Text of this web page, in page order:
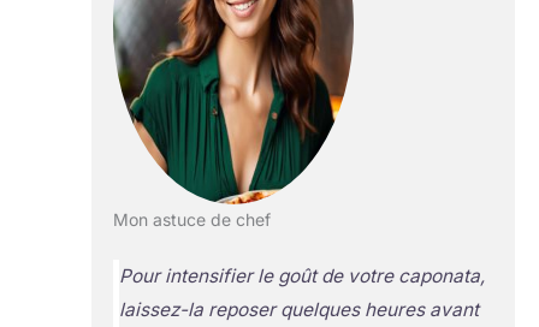
Mon astuce de chef
Pour intensifier le goût de votre caponata,
laissez-la reposer quelques heures avant